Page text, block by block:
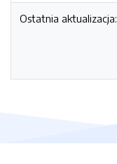
Ostatnia aktualizacja: